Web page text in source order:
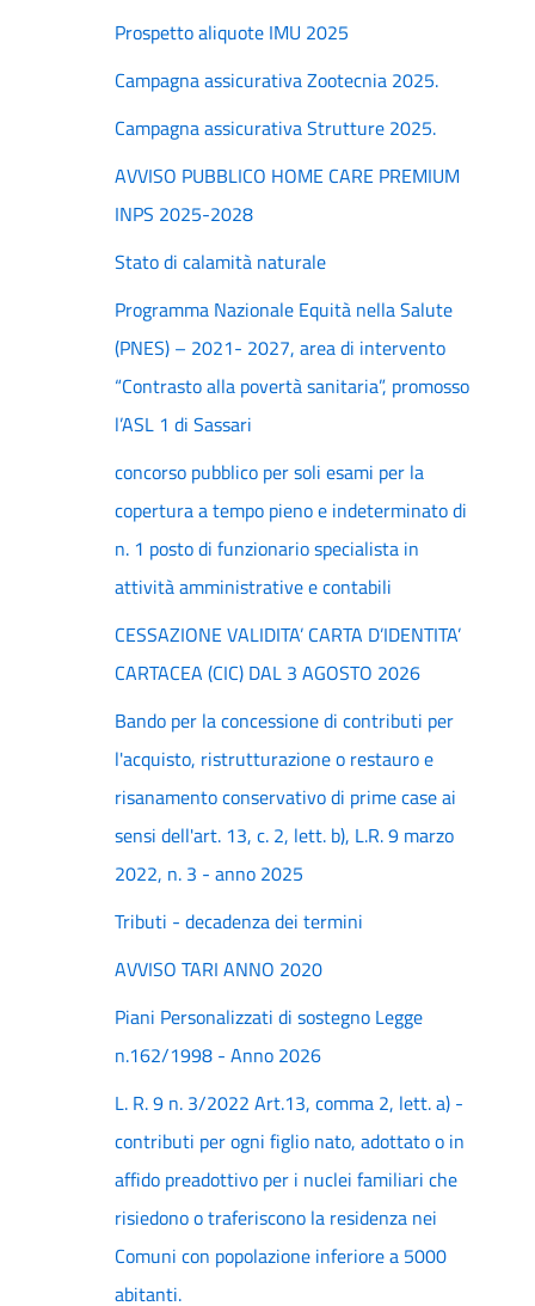
Prospetto aliquote IMU 2025
Campagna assicurativa Zootecnia 2025.
Campagna assicurativa Strutture 2025.
AVVISO PUBBLICO HOME CARE PREMIUM
INPS 2025-2028
Stato di calamità naturale
Programma Nazionale Equità nella Salute
(PNES) – 2021- 2027, area di intervento
“Contrasto alla povertà sanitaria”, promosso
l’ASL 1 di Sassari
concorso pubblico per soli esami per la
copertura a tempo pieno e indeterminato di
n. 1 posto di funzionario specialista in
attività amministrative e contabili
CESSAZIONE VALIDITA’ CARTA D’IDENTITA’
CARTACEA (CIC) DAL 3 AGOSTO 2026
Bando per la concessione di contributi per
l'acquisto, ristrutturazione o restauro e
risanamento conservativo di prime case ai
sensi dell'art. 13, c. 2, lett. b), L.R. 9 marzo
2022, n. 3 - anno 2025
Tributi - decadenza dei termini
AVVISO TARI ANNO 2020
Piani Personalizzati di sostegno Legge
n.162/1998 - Anno 2026
L. R. 9 n. 3/2022 Art.13, comma 2, lett. a) -
contributi per ogni figlio nato, adottato o in
affido preadottivo per i nuclei familiari che
risiedono o traferiscono la residenza nei
Comuni con popolazione inferiore a 5000
abitanti.